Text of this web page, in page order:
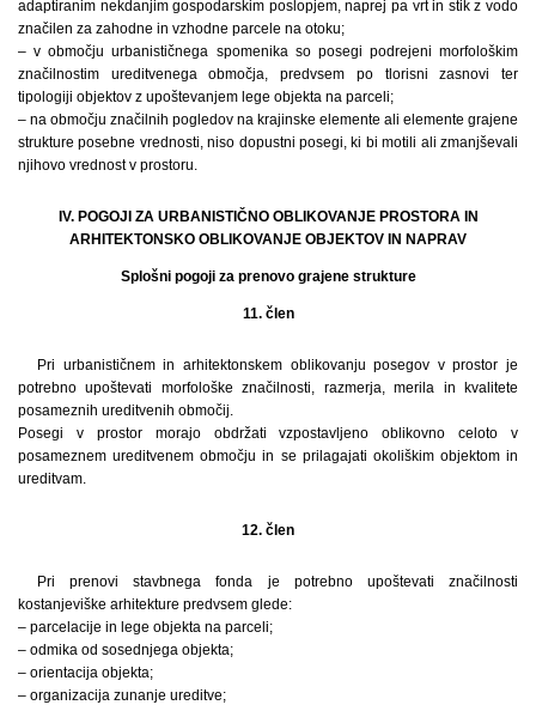
adaptiranim nekdanjim gospodarskim poslopjem, naprej pa vrt in stik z vodo
značilen za zahodne in vzhodne parcele na otoku;
– v območju urbanističnega spomenika so posegi podrejeni morfološkim
značilnostim ureditvenega območja, predvsem po tlorisni zasnovi ter
tipologiji objektov z upoštevanjem lege objekta na parceli;
– na območju značilnih pogledov na krajinske elemente ali elemente grajene
strukture posebne vrednosti, niso dopustni posegi, ki bi motili ali zmanjševali
njihovo vrednost v prostoru.
IV. POGOJI ZA URBANISTIČNO OBLIKOVANJE PROSTORA IN
ARHITEKTONSKO OBLIKOVANJE OBJEKTOV IN NAPRAV
Splošni pogoji za prenovo grajene strukture
11. člen
Pri urbanističnem in arhitektonskem oblikovanju posegov v prostor je
potrebno upoštevati morfološke značilnosti, razmerja, merila in kvalitete
posameznih ureditvenih območij.
Posegi v prostor morajo obdržati vzpostavljeno oblikovno celoto v
posameznem ureditvenem območju in se prilagajati okoliškim objektom in
ureditvam.
12. člen
Pri prenovi stavbnega fonda je potrebno upoštevati značilnosti
kostanjeviške arhitekture predvsem glede:
– parcelacije in lege objekta na parceli;
– odmika od sosednjega objekta;
– orientacija objekta;
– organizacija zunanje ureditve;